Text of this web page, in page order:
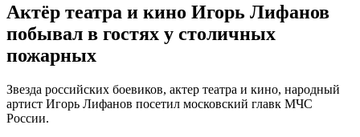
Актëр театра и кино Игорь Лифанов
побывал в гостях у столичных
пожарных
Звезда российских боевиков, актер театра и кино, народный
артист Игорь Лифанов посетил московский главк МЧС
России.